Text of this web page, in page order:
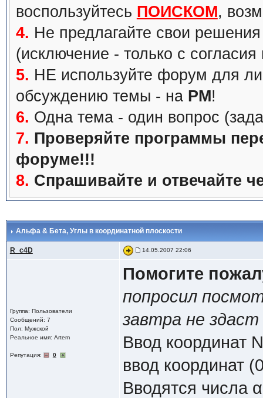
воспользуйтесь ПОИСКОМ,
4. Не предлагайте свои
(исключение - только с
5. НЕ используйте форум для
обсуждению темы - на PM!
6. Одна тема - один вопрос
7. Проверяйте программы
форуме!!!
8. Спрашивайте и отвечайте
Альфа & Бета, Углы в координатной плоскости
R_c4D 14.05.2007 22:06
Группа: Пользователи
Сообщений: 7
Пол: Мужской
Реальное имя: Artem
Репутация: 0
Помогите
попросил
завтра не
Ввод координат
ввод координат
Вводятся числа